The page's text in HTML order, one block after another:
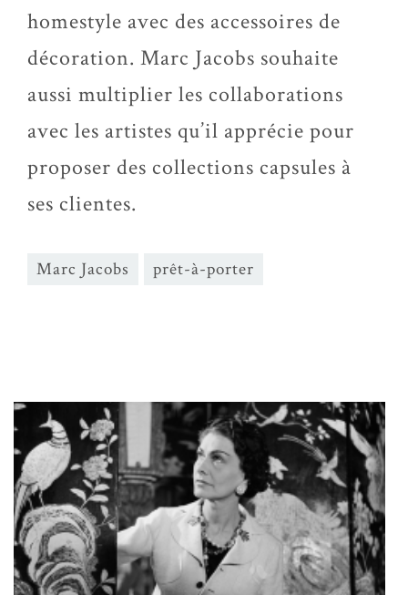
homestyle avec des accessoires de
décoration. Marc Jacobs souhaite
aussi multiplier les collaborations
avec les artistes qu’il apprécie pour
proposer des collections capsules à
ses clientes.
Marc Jacobs prêt-à-porter